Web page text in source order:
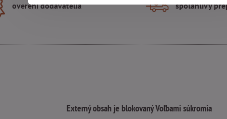
overení dodávatelia spoľahlivý
Externý obsah je blokovaný Voľbami súkromia